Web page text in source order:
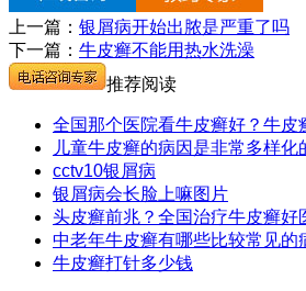
上一篇： 银屑病开始出脓是严重了吗
下一篇： 牛皮癣不能用热水洗澡
推荐阅读
全国那个医院看牛皮癣好？牛皮
儿童牛皮癣的病因是非常多样化
cctv10银屑病
银屑病会长脸上嘛图片
头皮癣前兆？全国治疗牛皮癣好
中老年牛皮癣有哪些比较常见的
牛皮癣打针多少钱